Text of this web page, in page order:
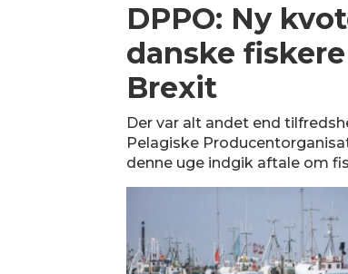
DPPO: Ny
danske
Brexit
Der var alt andet end
Pelagiske
denne uge indgik aftale om